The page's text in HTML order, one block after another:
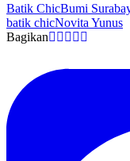
Batik ChicBumi
batik chicNovita Yunus
Bagikan